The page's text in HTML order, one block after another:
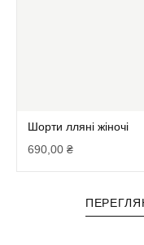
Шорти лляні жіночі
690,00 ₴